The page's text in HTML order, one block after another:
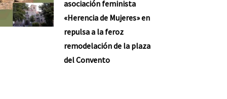
asociación feminista
«Herencia de Mujeres» en
repulsa a la feroz
remodelación de la plaza
del Convento